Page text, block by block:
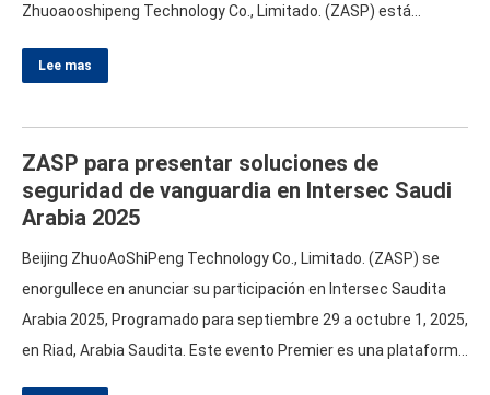
Zhuoaooshipeng Technology Co. , Limitado . (ZASP) está
hay una idea de lo que hemos planeado para este notable día
Lee mas
ZASP para presentar soluciones de
seguridad de vanguardia en Intersec Saudi
Arabia 2025
Beijing ZhuoAoShiPeng Technology Co , Limitado . (ZASP) se
enorgullece en anunciar su participación en Intersec Saudita
Arabia 2025, Programado para septiembre 29 a octubre 1, 2025,
en Riad, Arabia Saudita Este evento Premier es una plataforma